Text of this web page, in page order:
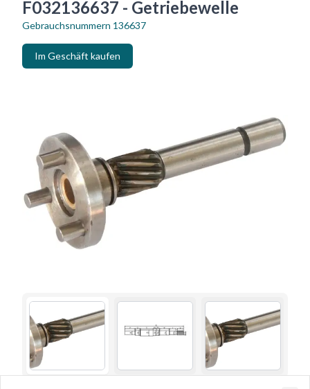
F032136637 - Getriebewelle
Gebrauchsnummern 136637
Im Geschäft kaufen